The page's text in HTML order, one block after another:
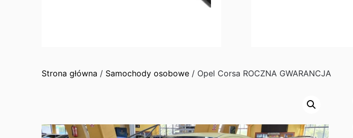
Strona główna / Samochody osobowe / Opel Corsa ROCZNA GWARANCJA